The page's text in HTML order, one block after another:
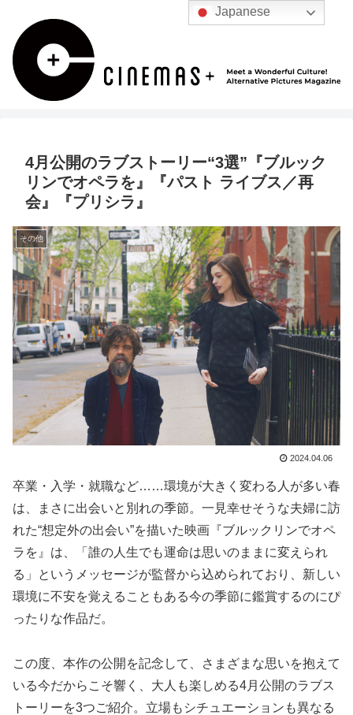
4月公開のラブストーリー“3選”『ブルック
リンでオペラを』『パスト ライブス／再
会』『プリシラ』
その他
2024.04.06
卒業・入学・就職など……環境が大きく変わる人が多い春
は、まさに出会いと別れの季節。一見幸せそうな夫婦に訪
れた“想定外の出会い”を描いた映画『ブルックリンでオペ
ラを』は、「誰の人生でも運命は思いのままに変えられ
る」というメッセージが監督から込められており、新しい
環境に不安を覚えることもある今の季節に鑑賞するのにぴ
ったりな作品だ。
この度、本作の公開を記念して、さまざまな思いを抱えて
いる今だからこそ響く、大人も楽しめる4月公開のラブス
トーリーを3つご紹介。立場もシチュエーションも異なる
Japanese